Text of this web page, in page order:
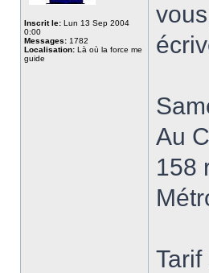
Inscrit le: Lun 13 Sep 2004
0:00
Messages: 1782
Localisation: Là où la force me
guide
Au
158
Tarif